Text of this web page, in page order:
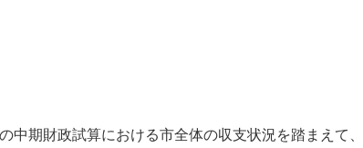
期財政試算における市全体の収支状況を踏まえて